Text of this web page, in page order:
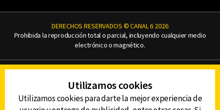
DERECHOS RESERVADOS © CANAL 6 2026
Prohibida la reproducción total o parcial, incluyendo cualquier medio
electrónico o magnético.
AVISO DE PRIVACIDAD
AVISO LEGAL
DEFENSORÍA DE LAS AUDIENCIAS
Utilizamos cookies
Utilizamos cookies para darte la mejor experiencia de